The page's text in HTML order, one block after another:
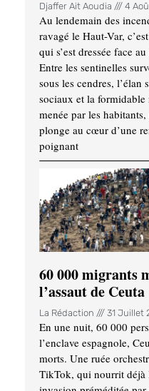
Djaffer Ait Aoudia 4
Au lendemain des
ravagé le Haut-Var,
qui s’est dressée face
Entre les sentinelles
sous les cendres, l’élan
sociaux et la
menée par les
plonge au cœur d’une
poignant
60 000 migrants
l’assaut de Ceuta
La Rédaction 31 Juillet
En une nuit, 60 000
l’enclave espagnole,
morts. Une ruée
TikTok, qui nourrit déjà